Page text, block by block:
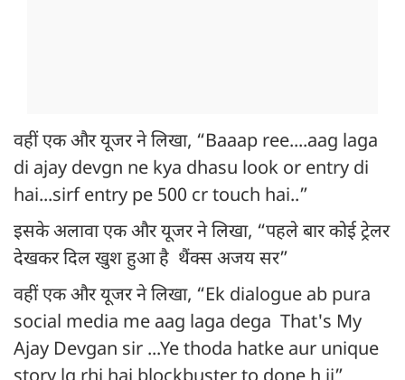
वहीं एक और यूजर ने लिखा, “Baaap ree....aag laga
di ajay devgn ne kya dhasu look or entry di
hai...sirf entry pe 500 cr touch hai..”
इसके अलावा एक और यूजर ने लिखा, “पहले बार कोई ट्रेलर
देखकर दिल खुश हुआ है थैंक्स अजय सर”
वहीं एक और यूजर ने लिखा, “Ek dialogue ab pura
social media me aag laga dega That's My
Ajay Devgan sir ...Ye thoda hatke aur unique